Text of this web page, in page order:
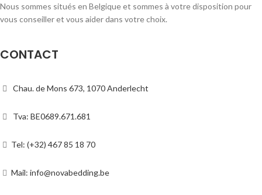
Nous sommes situés en Belgique et sommes à votre disposition pour
vous conseiller et vous aider dans votre choix.
CONTACT
Chau. de Mons 673, 1070 Anderlecht
Tva: BE0689.671.681
Tel: (+32) 467 85 18 70
Mail: info@novabedding.be